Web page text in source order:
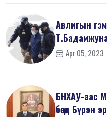
Авлигын
Apr 05, 2023
БНХАУ-аас
бөгөөд